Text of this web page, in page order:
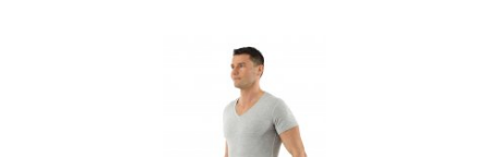
Keinen Weichspüler verwenden
Nicht in direkter Sonne trocknen